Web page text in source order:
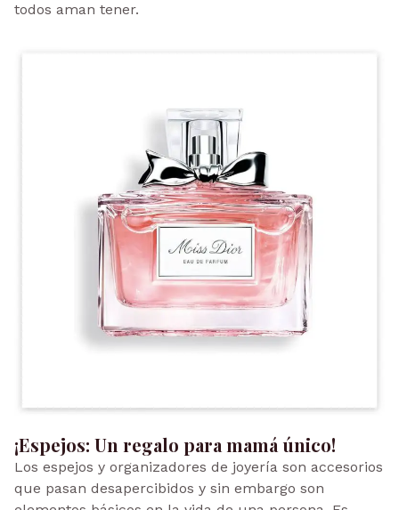
todos aman tener.
¡Espejos: Un regalo para mamá único!
Los espejos y organizadores de joyería son accesorios
que pasan desapercibidos y sin embargo son